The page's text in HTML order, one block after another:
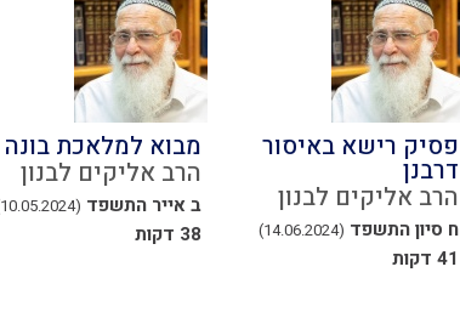
פסיק רישא באיסור
דרבנן
הרב אליקים לבנון
ח סיון התשפד (14.06.2024)
41 דקות
מבוא למלאכת בונה
הרב אליקים לבנון
ב אייר התשפד (10.05.2024)
38 דקות